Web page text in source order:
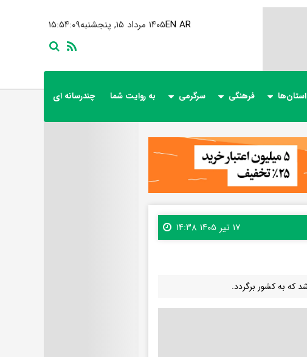
۱۵:۵۴:۱۰ ۱۴۰۵ مرداد ۱۵, پنجشنبهEN AR
استان‌ها فرهنگی سرگرمی به روایت شما چندرسانه ای
۱۷ تیر ۱۴۰۵ ۱۴:۳۸